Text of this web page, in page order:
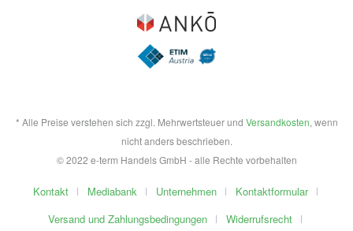
* Alle Preise verstehen sich zzgl. Mehrwertsteuer und Versandkosten, wenn
nicht anders beschrieben.
© 2022 e-term Handels GmbH - alle Rechte vorbehalten
Kontakt Mediabank Unternehmen
Kontaktformular
Versand und Zahlungsbedingungen
Widerrufsrecht